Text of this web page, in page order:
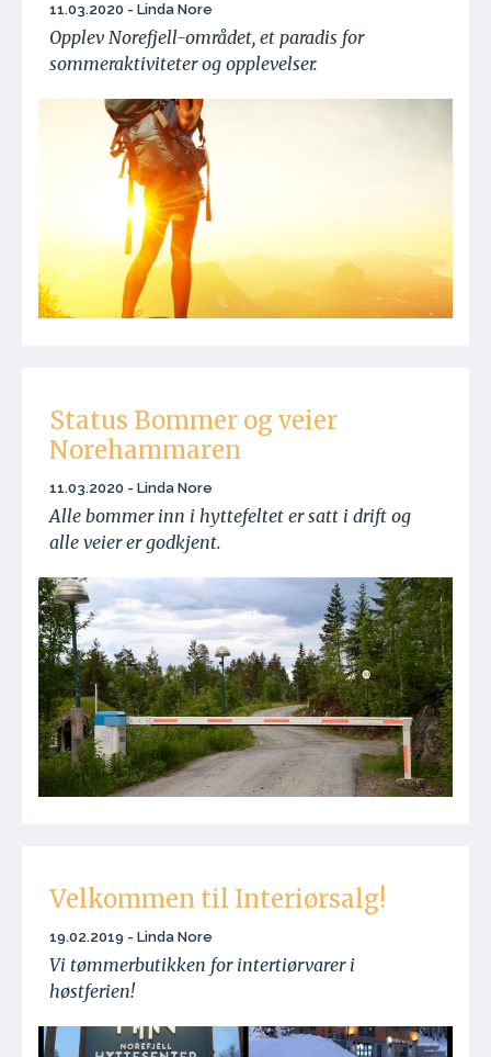
11.03.2020 - Linda Nore
Opplev Norefjell-området, et paradis for
sommeraktiviteter og opplevelser.
Status Bommer og veier
Norehammaren
11.03.2020 - Linda Nore
Alle bommer inn i hyttefeltet er satt i drift og
alle veier er godkjent.
Velkommen til Interiørsalg!
19.02.2019 - Linda Nore
Vi tømmerbutikken for intertiørvarer i
høstferien!